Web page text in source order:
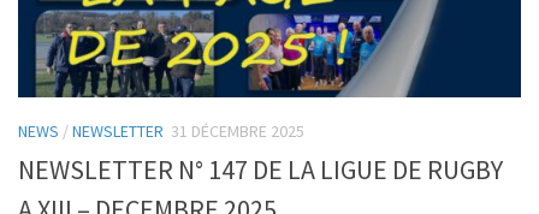
NEWS /NEWSLETTER 31 DÉCEMBRE 2025
NEWSLETTER N° 147 DE LA LIGUE DE RUGBY